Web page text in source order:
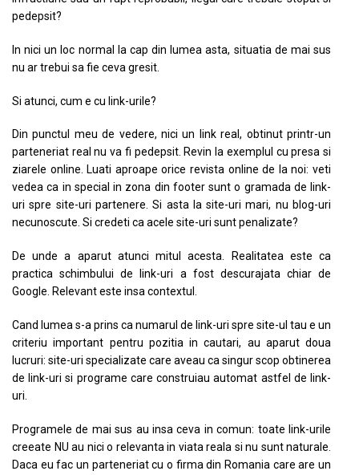
pedepsit?
In nici un loc normal la cap din lumea asta, situatia de mai sus
nu ar trebui sa fie ceva gresit.
Si atunci, cum e cu link-urile?
Din punctul meu de vedere, nici un link real, obtinut printr-un
parteneriat real nu va fi pedepsit. Revin la exemplul cu presa si
ziarele online. Luati aproape orice revista online de la noi: veti
vedea ca in special in zona din footer sunt o gramada de link-
uri spre site-uri partenere. Si asta la site-uri mari, nu blog-uri
necunoscute. Si credeti ca acele site-uri sunt penalizate?
De unde a aparut atunci mitul acesta. Realitatea este ca
practica schimbului de link-uri a fost descurajata chiar de
Google. Relevant este insa contextul.
Cand lumea s-a prins ca numarul de link-uri spre site-ul tau e un
criteriu important pentru pozitia in cautari, au aparut doua
lucruri: site-uri specializate care aveau ca singur scop obtinerea
de link-uri si programe care construiau automat astfel de link-
uri.
Programele de mai sus au insa ceva in comun: toate link-urile
creeate NU au nici o relevanta in viata reala si nu sunt naturale.
Daca eu fac un parteneriat cu o firma din Romania care are un